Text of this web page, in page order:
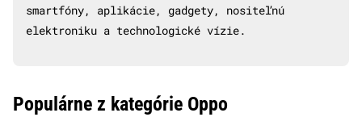
smartfóny, aplikácie, gadgety, nositeľnú
elektroniku a technologické vízie.
Populárne z kategórie Oppo